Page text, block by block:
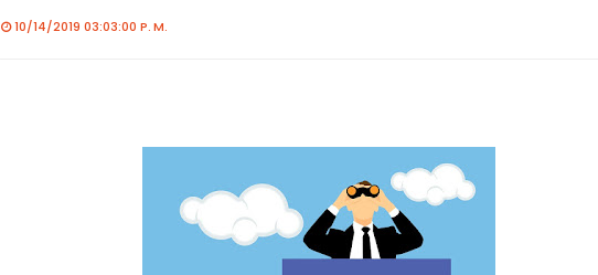
10/14/2019 03:03:00 P. M.